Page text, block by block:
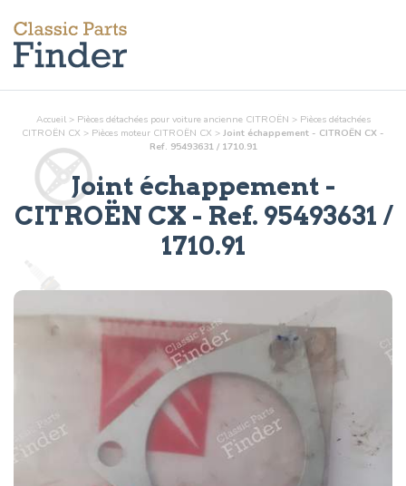
Accueil > Pièces détachées pour voiture ancienne CITROËN > Pièces détachées
CITROËN CX > Pièces moteur CITROËN CX > Joint échappement - CITROËN CX -
Ref. 95493631 / 1710.91
Joint échappement -
CITROËN CX - Ref. 95493631 /
1710.91